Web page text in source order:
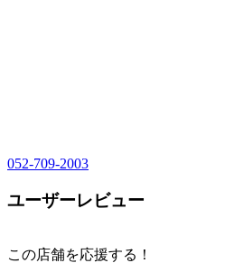
052-709-2003
ユーザーレビュー
この店舗を応援する！